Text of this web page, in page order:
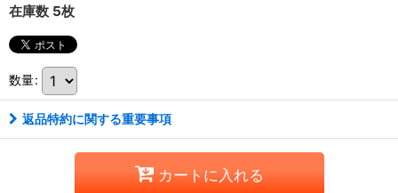
在庫数 5枚
数量:
返品特約に関する重要事項
カートに入れる